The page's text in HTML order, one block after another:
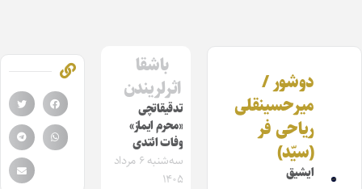
دوشور /
میرحسینقلی
ریاحی فر
(سیّد)
ایشیق
باشقا
اثرلریندن
تدقیقاتچی
«محرم ایماز»
وفات ائتدی
سه‌شنبه ۶ مرداد
۱۴۰۵